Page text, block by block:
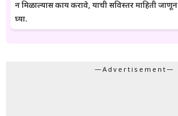
न मिळाल्यास काय करावे, याची सविस्तर माहिती जाणून
घ्या.
—Advertisement—